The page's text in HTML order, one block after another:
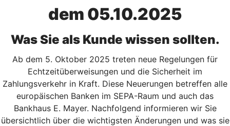
dem 05.10.2025
Was Sie als Kunde wissen sollten.
Ab dem 5. Oktober 2025 treten neue Regelungen für
Echtzeitüberweisungen und die Sicherheit im
Zahlungsverkehr in Kraft. Diese Neuerungen betreffen alle
europäischen Banken im SEPA-Raum und auch das
Bankhaus E. Mayer. Nachfolgend informieren wir Sie
übersichtlich über die wichtigsten Änderungen und was sie